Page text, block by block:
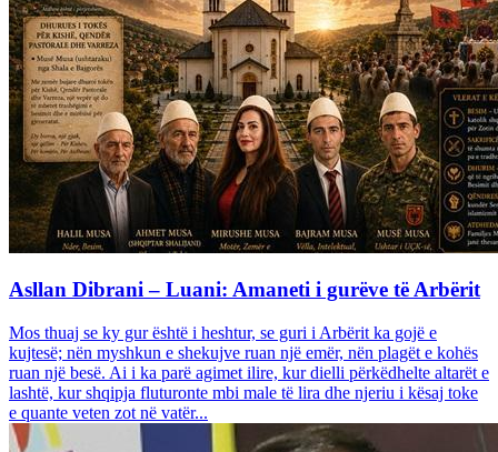
Asllan Dibrani – Luani: Amaneti i gurëve të Arbërit
Mos thuaj se ky gur është i heshtur, se guri i Arbërit ka gojë e
kujtesë; nën myshkun e shekujve ruan një emër, nën plagët e kohës
ruan një besë. Ai i ka parë agimet ilire, kur dielli përkëdhelte altarët e
lashtë, kur shqipja fluturonte mbi male të lira dhe njeriu i kësaj toke
e quante veten zot në vatër...